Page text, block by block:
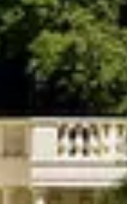
vini Saint Emilion